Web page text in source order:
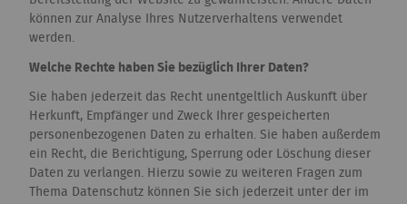
können zur Analyse Ihres Nutzerverhaltens verwendet
werden.
Welche Rechte haben Sie bezüglich Ihrer Daten?
Sie haben jederzeit das Recht unentgeltlich Auskunft über
Herkunft, Empfänger und Zweck Ihrer gespeicherten
personenbezogenen Daten zu erhalten. Sie haben außerdem
ein Recht, die Berichtigung, Sperrung oder Löschung dieser
Daten zu verlangen. Hierzu sowie zu weiteren Fragen zum
Thema Datenschutz können Sie sich jederzeit unter der im